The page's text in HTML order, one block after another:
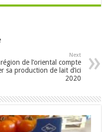
Next
de l’oriental compte
sa production de lait d’ici
2020